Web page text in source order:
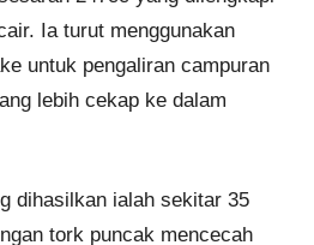
Ia turut menggunakan
untuk pengaliran campuran
lebih cekap ke dalam
dihasilkan ialah sekitar 35
tork puncak mencecah